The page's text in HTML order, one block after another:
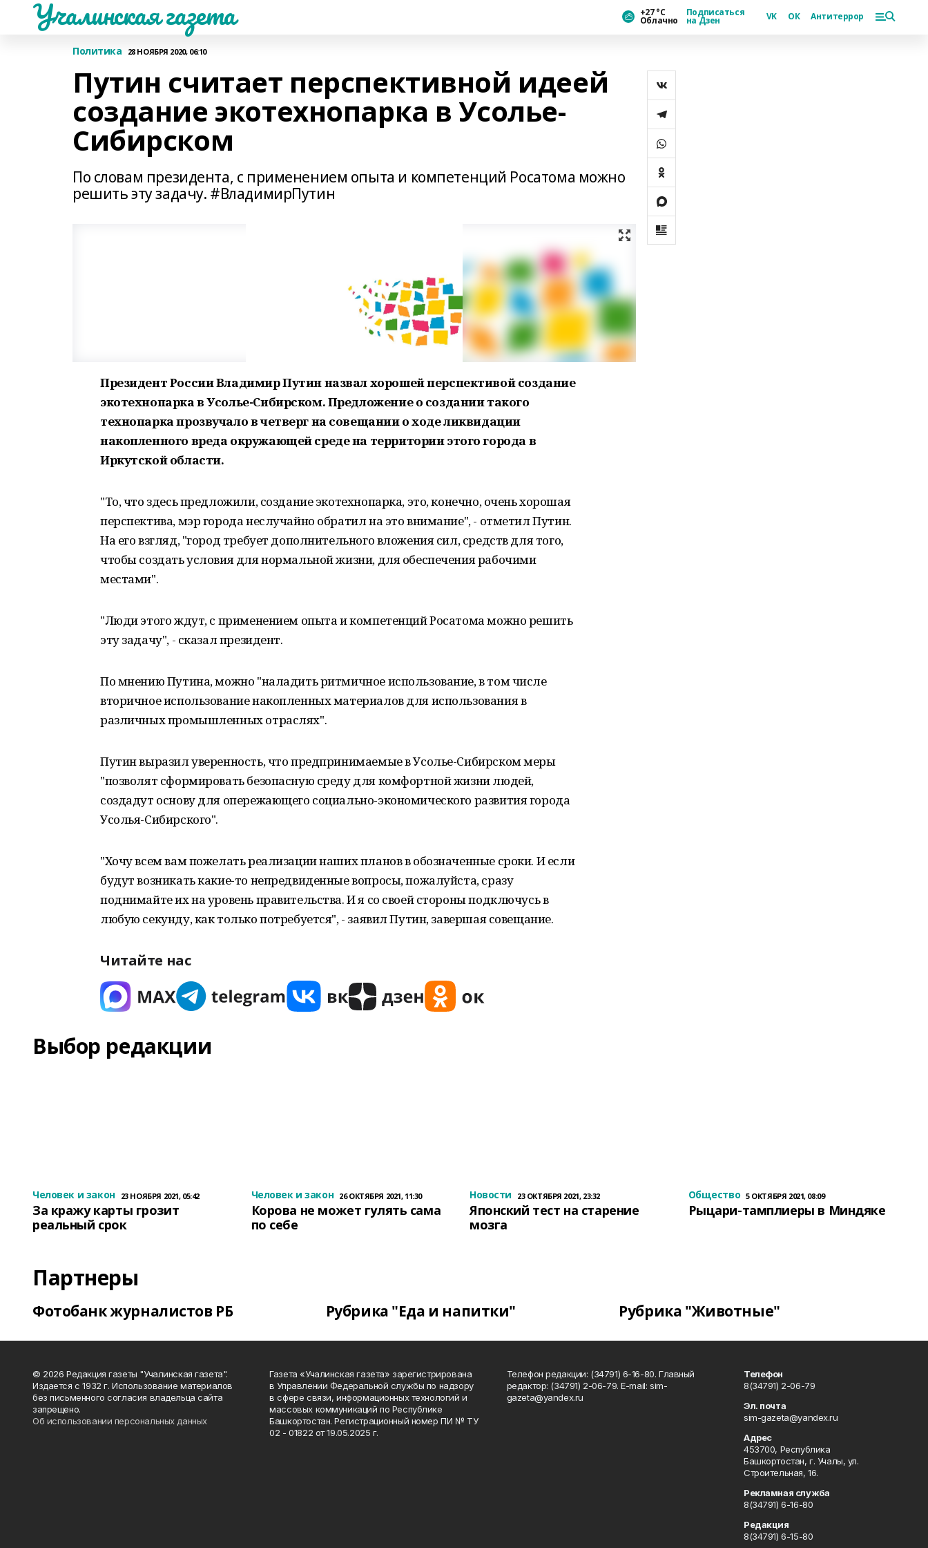
Учалинская газета +27 °С
Облачно
Подписаться
на Дзен VK ОК Антитеррор
Политика 28 НОЯБРЯ 2020, 06:10
Путин считает перспективной идеей
создание экотехнопарка в Усолье-
Сибирском
По словам президента, с применением опыта и компетенций Росатома можно
решить эту задачу. #ВладимирПутин
Президент России Владимир Путин назвал хорошей перспективой создание
экотехнопарка в Усолье-Сибирском. Предложение о создании такого
технопарка прозвучало в четверг на совещании о ходе ликвидации
накопленного вреда окружающей среде на территории этого города в
Иркутской области.
"То, что здесь предложили, создание экотехнопарка, это, конечно, очень хорошая
перспектива, мэр города неслучайно обратил на это внимание", - отметил Путин.
На его взгляд, "город требует дополнительного вложения сил, средств для того,
чтобы создать условия для нормальной жизни, для обеспечения рабочими
местами".
"Люди этого ждут, с применением опыта и компетенций Росатома можно решить
эту задачу", - сказал президент.
По мнению Путина, можно "наладить ритмичное использование, в том числе
вторичное использование накопленных материалов для использования в
различных промышленных отраслях".
Путин выразил уверенность, что предпринимаемые в Усолье-Сибирском меры
"позволят сформировать безопасную среду для комфортной жизни людей,
создадут основу для опережающего социально-экономического развития города
Усолья-Сибирского".
"Хочу всем вам пожелать реализации наших планов в обозначенные сроки. И если
будут возникать какие-то непредвиденные вопросы, пожалуйста, сразу
поднимайте их на уровень правительства. И я со своей стороны подключусь в
любую секунду, как только потребуется", - заявил Путин, завершая совещание.
Читайте нас
Выбор редакции
Человек и закон 23 НОЯБРЯ 2021, 05:42
За кражу карты грозит
реальный срок
Человек и закон 26 ОКТЯБРЯ 2021, 11:30
Корова не может гулять сама
по себе
Новости 23 ОКТЯБРЯ 2021, 23:32
Японский тест на старение
мозга
Общество 5 ОКТЯБРЯ 2021, 08:09
Рыцари-тамплиеры в Миндяке
Партнеры
Фотобанк журналистов РБ Рубрика "Еда и напитки" Рубрика "Животные"
© 2026 Редакция газеты "Учалинская газета".
Издается с 1932 г. Использование материалов
без письменного согласия владельца сайта
запрещено.
Об использовании персональных данных
Газета «Учалинская газета» зарегистрирована
в Управлении Федеральной службы по надзору
в сфере связи, информационных технологий и
массовых коммуникаций по Республике
Башкортостан. Регистрационный номер ПИ № ТУ
02 - 01822 от 19.05.2025 г.
Телефон редакции: (34791) 6-16-80. Главный
редактор: (34791) 2-06-79. Е-mаil: sim-
gazeta@yandex.ru
Телефон
8(34791) 2-06-79
Эл. почта
sim-gazeta@yandex.ru
Адрес
453700, Республика
Башкортостан, г. Учалы, ул.
Строительная, 16.
Рекламная служба
8(34791) 6-16-80
Редакция
8(34791) 6-15-80